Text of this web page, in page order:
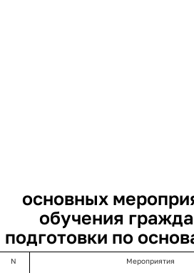
основных
обучения
подготовки по
N Мероприятия